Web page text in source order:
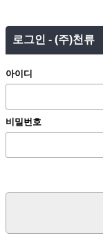
로그인 - (주)천류
아이디
비밀번호